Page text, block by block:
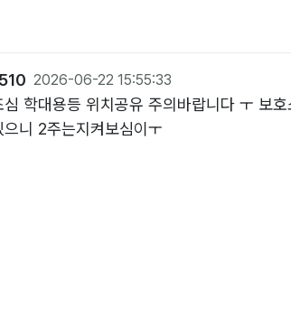
2026-06-22 15:55:33
심 학대용등 위치공유 주의바랍니다 ㅜ 보
으니 2주는지켜보심이ㅜ